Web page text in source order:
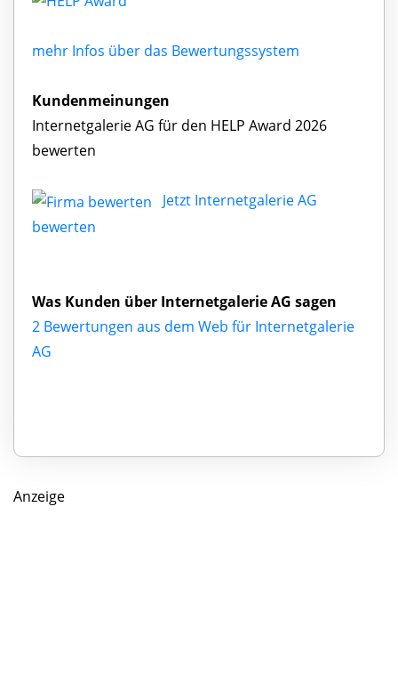
mehr Infos über das Bewertungssystem
Kundenmeinungen
Internetgalerie AG für den HELP Award 2026
bewerten
Jetzt Internetgalerie AG
bewerten
Was Kunden über Internetgalerie AG sagen
2 Bewertungen aus dem Web für Internetgalerie
AG
Anzeige